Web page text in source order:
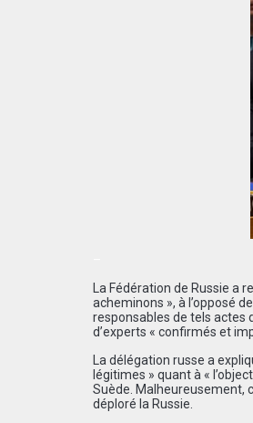
La Fédération de Russie a
acheminons », à l’opposé
responsables de tels actes
d’experts « confirmés et
La délégation russe a
égitimes » quantà « ’
Suède. Malheureusement,
déploré la Russie.